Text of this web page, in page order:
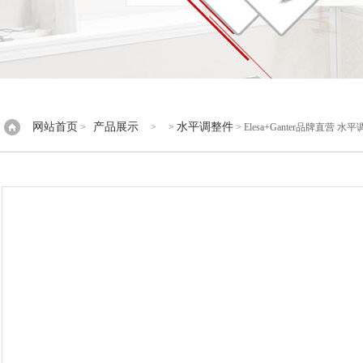
网站首页 > 产品展示 > > 水平调整件 > Elesa+Ganter品牌直营 水